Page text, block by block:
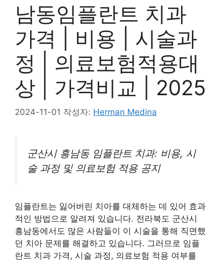
남동임플란트 치과
가격 | 비용 | 시술과
정 | 의료보험적용대
상 | 가격비교 | 2025
2024-11-01 작성자: Herman Medina
군산시 흥남동 임플란트 치과: 비용, 시
술 과정 및 의료보험 적용 공지
임플란트는 잃어버린 치아를 대체하는 데 있어 효과
적인 방법으로 알려져 있습니다. 전라북도 군산시
흥남동에서도 많은 사람들이 이 시술을 통해 직면했
던 치아 문제를 해결하고 있습니다. 그러므로 임플
란트 치과 가격, 시술 과정, 의료보험 적용 여부를